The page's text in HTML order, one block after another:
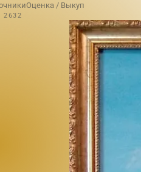
Оценка / Выкуп